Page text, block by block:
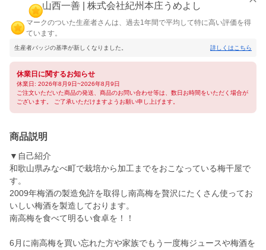
山西一善 | 株式会社紀州本庄うめよし
マークのついた生産者さんは、過去1年間で平均して特に高い評価を得
ています。
生産者バッジの基準が新しくなりました。 詳しくはこちら
休業日に関するお知らせ
休業日: 2026年8月9日~2026年8月9日
ご注文いただいた商品の発送、商品のお問い合わせ等は、数日お時間をいただく場合が
ございます。 ご了承いただけますようお願い申し上げます。
商品説明
▼自己紹介
和歌山県みなべ町で栽培から加工までをおこなっている梅干屋で
す。
2009年梅酒の製造免許を取得し南高梅を贅沢にたくさん使ってお
いしい梅酒を製造しております。
南高梅を食べて明るい食卓を！！
6月に南高梅を買い忘れた方や家族でもう一度梅ジュースや梅酒を